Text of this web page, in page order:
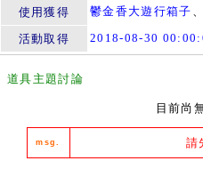
使用獲得
鬱金香大遊行箱子
活動取得 2018-08-30
道具主題討論
目前尚
msg. 請